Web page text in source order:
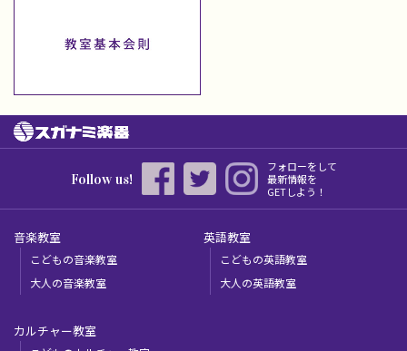
Follow us!
フォローをして
最新情報を
GETしよう！
音楽教室
こどもの音楽教室
大人の音楽教室
英語教室
こどもの英語教室
大人の英語教室
カルチャー教室